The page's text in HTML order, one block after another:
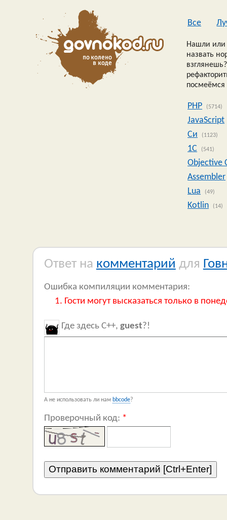
Все
Нашли или
назвать
посмеёмся
PHP (5714)
JavaScript
Си
(1123)
1C (541)
Objective
Assembler
Lua
(49)
Kotlin (14)
Ответ на комментарий для
Ошибка компиляции комментария:
Гости могут высказаться только в
Где здесь C++, guest?!
А не использовать ли нам bbcode?
Проверочный код: *